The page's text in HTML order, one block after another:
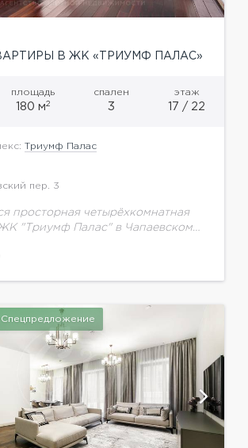
В ЖК «ТРИУМФ ПАЛАС»
площадь
180 м2
спален
3
этаж
17 / 22
Триумф Палас
пер. 3
просторная четырёхкомнатная
"Триумф Палас" в Чапаевском
12, 18 кв.м), комната свободного
Спецпредложение